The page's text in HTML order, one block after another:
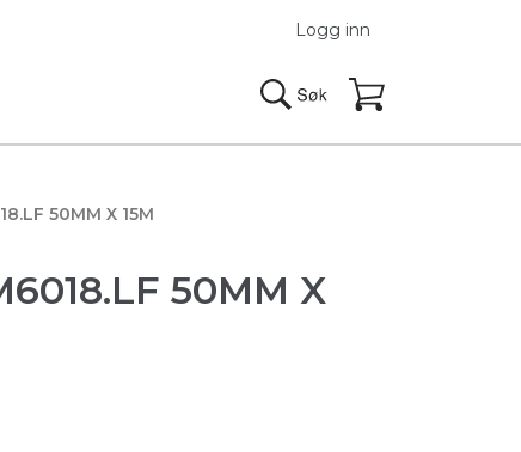
Logg inn
50MM X 15M
50MM X